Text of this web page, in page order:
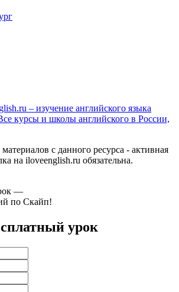
– изучение английского языка
курсы и школы английского в России,
с данного ресурса - активная
на iloveenglish.ru обязательна.
—
по Скайп!
урок